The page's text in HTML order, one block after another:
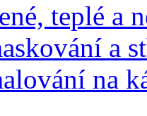
teplé a
a
na